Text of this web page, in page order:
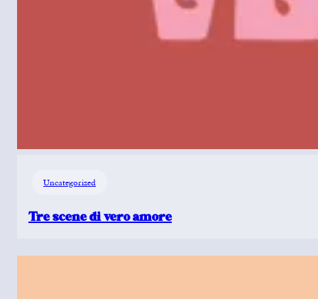
Uncategorized
Tre scene di vero amore